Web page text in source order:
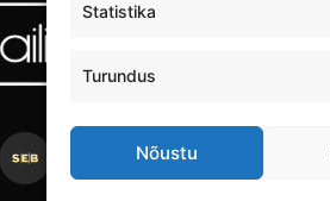
Statistika
Turundus
Nõustu